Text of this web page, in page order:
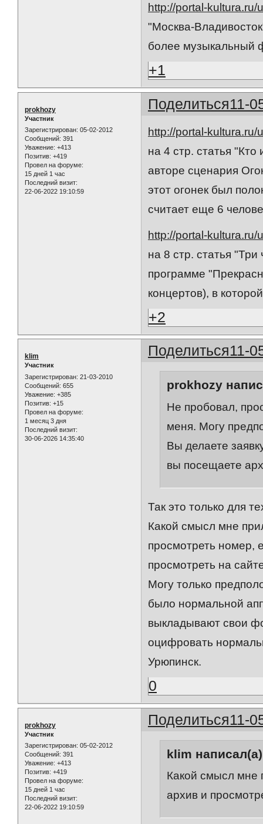
http://portal-
"Москва-
более музыкальный
+1
Поделиться11-
prokhozy
Участник
Зарегистрирован: 05-02-2012
Сообщений: 391
Уважение: +413
Позитив: +419
Провел на форуме:
15 дней 1 час
Последний визит:
22-06-2022 19:10:59
http://portal-
на 4 стр. статья
авторе сценария
этот огонек был
считает еще 6
http://portal-
на 8 стр. статья
программе
концертов), в
+2
Поделиться11-
klim
Участник
Зарегистрирован: 21-03-2010
Сообщений: 655
Уважение: +385
Позитив: +15
Провел на форуме:
1 месяц 3 дня
Последний визит:
30-06-2026 14:35:40
prokhozy
Не пробовал,
меня. Могу
Вы делаете
вы посещаете
Так это только для
Какой смысл мне
просмотреть номер,
просмотреть на
Могу только
было нормальной
выкладывают свои
оцифровать
Урюпинск.
0
Поделиться11-
prokhozy
Участник
Зарегистрирован: 05-02-2012
Сообщений: 391
Уважение: +413
Позитив: +419
Провел на форуме:
15 дней 1 час
Последний визит:
22-06-2022 19:10:59
klim
Какой смысл мне
архив и